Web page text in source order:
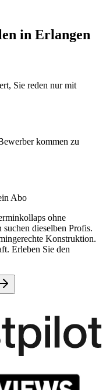
in Erlangen
Sie reden nur mit
kommen zu
Abo
ohne
dieselben Profis.
Konstruktion.
Erleben Sie den